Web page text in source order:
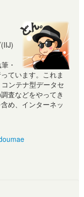
・
ています。これま
ンテナ型データセ
査などをやってき
め、インターネッ